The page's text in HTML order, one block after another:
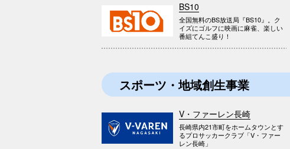
BS10
全国無料のBS放送局『BS10』。ク
イズにゴルフに映画に麻雀、楽しい
番組てんこ盛り！
スポーツ・地域創生事業
V・ファーレン長崎
長崎県内21市町をホームタウンとす
るプロサッカークラブ「V・ファー
レン長崎」